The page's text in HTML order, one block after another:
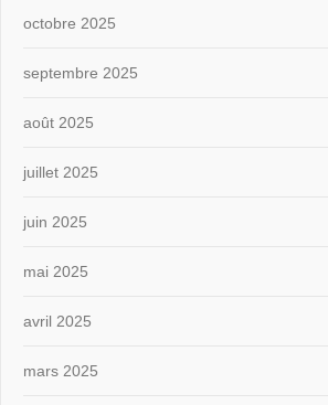
octobre 2025
septembre 2025
août 2025
juillet 2025
juin 2025
mai 2025
avril 2025
mars 2025